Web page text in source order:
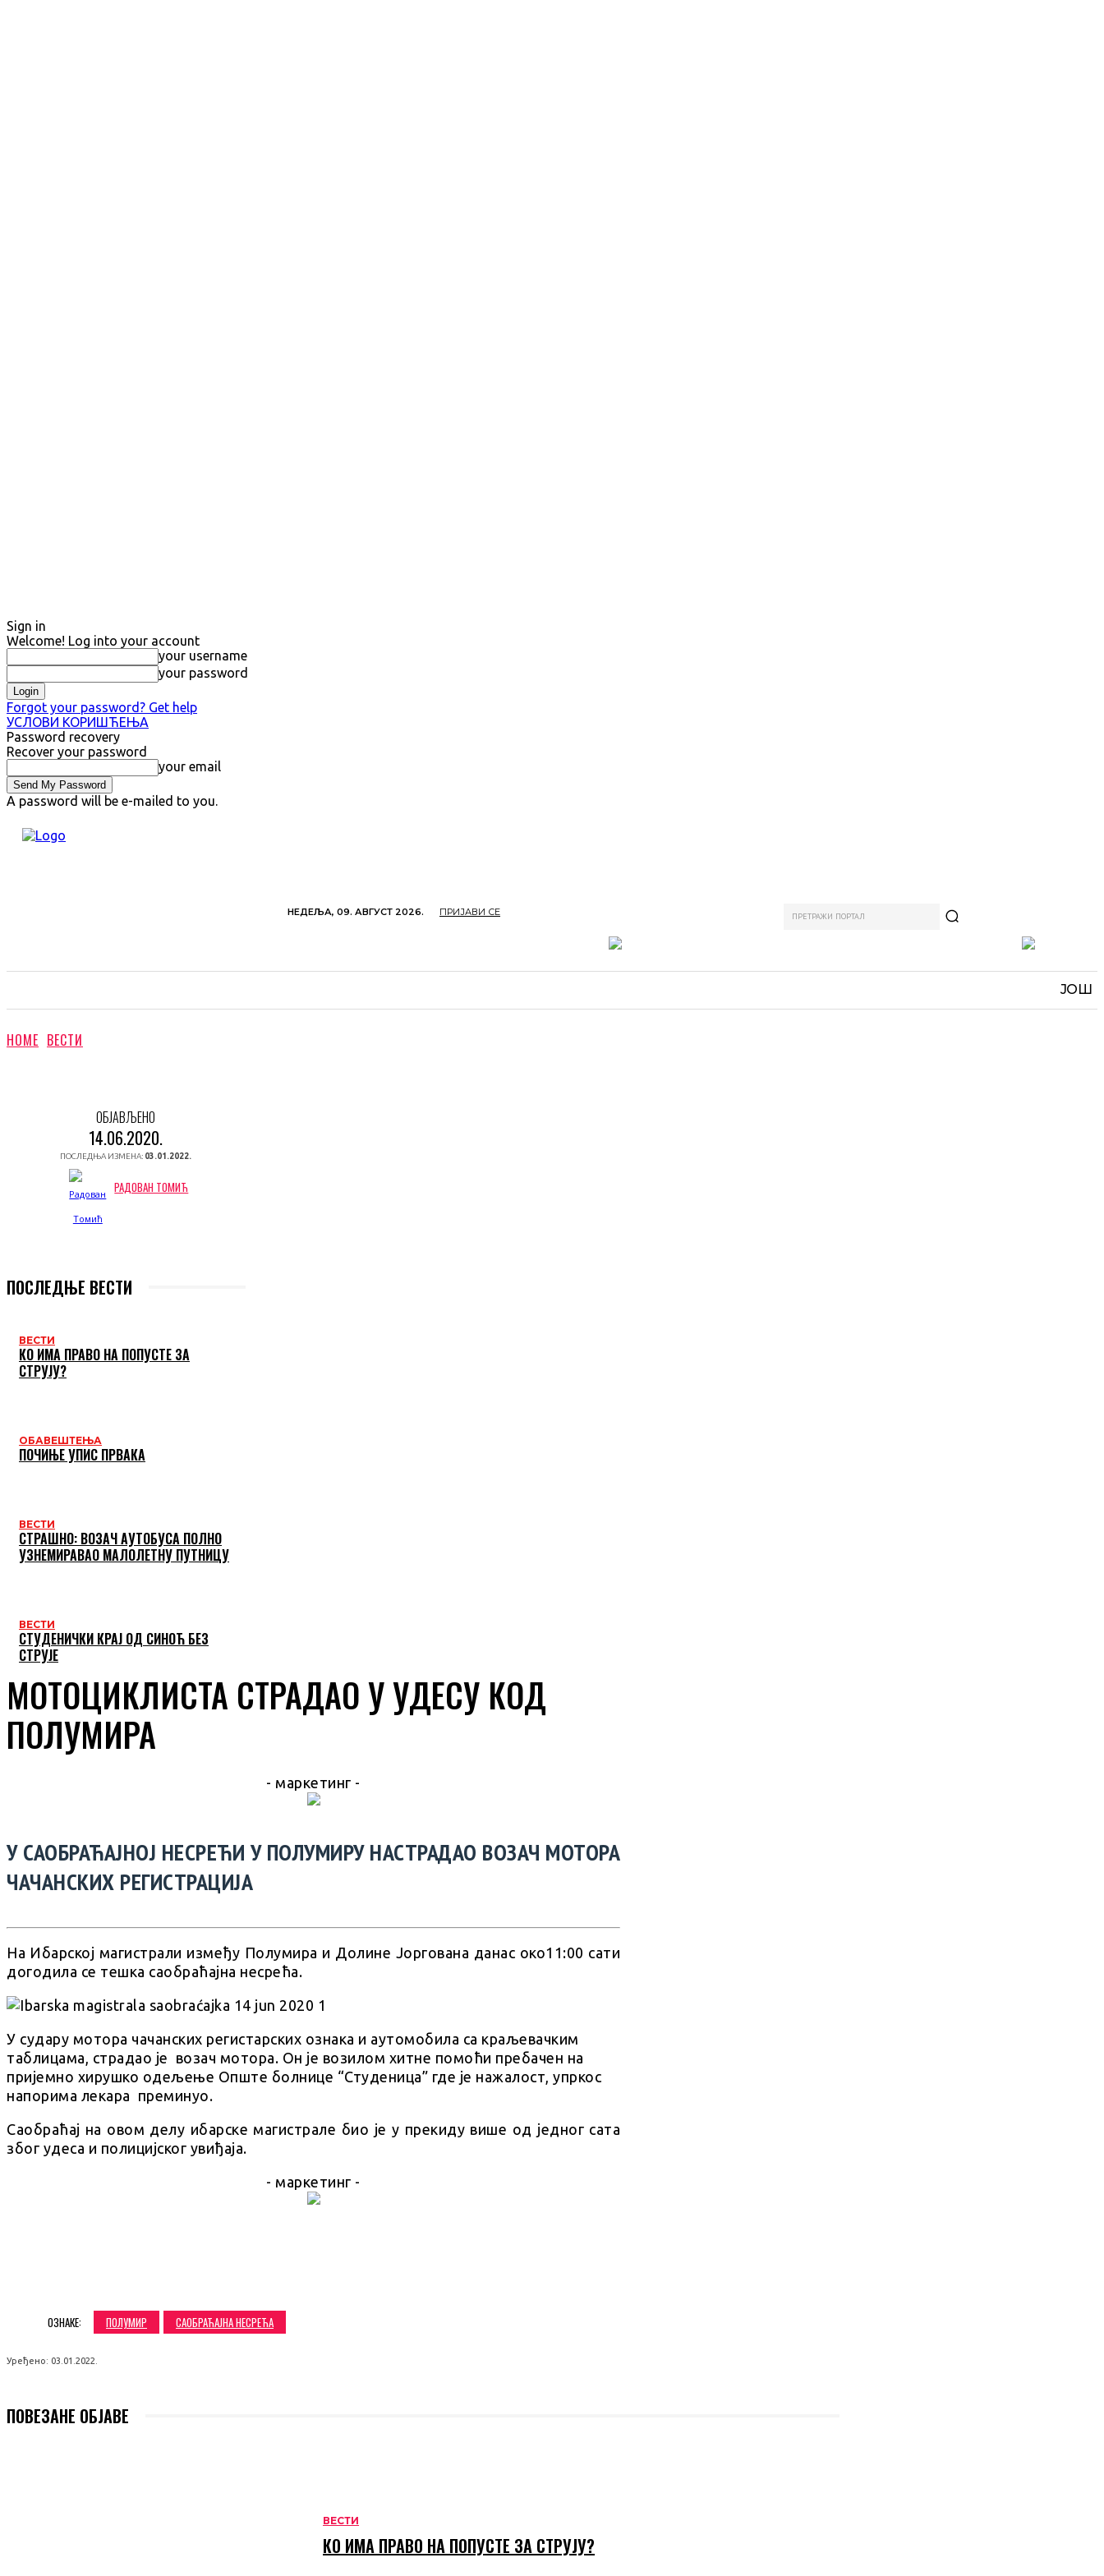
Sign in
Welcome! Log into your account
your username
your password
Forgot your password? Get help
УСЛОВИ КОРИШЋЕЊА
Password recovery
Recover your password
your email
A password will be e-mailed to you.
НЕДЕЉА, 09. АВГУСТ 2026. ПРИЈАВИ СЕ ПРЕТРАЖИ ПОРТАЛ
ЈОШ
HOME ВЕСТИ
ОБЈАВЉЕНО
14.06.2020.
ПОСЛЕДЊА ИЗМЕНА: 03.01.2022.
РАДОВАН ТОМИЋ
ПОСЛЕДЊЕ ВЕСТИ
ВЕСТИ
КО ИМА ПРАВО НА ПОПУСТЕ ЗА
СТРУЈУ?
ОБАВЕШТЕЊА
ПОЧИЊЕ УПИС ПРВАКА
ВЕСТИ
СТРАШНО: ВОЗАЧ АУТОБУСА ПОЛНО
УЗНЕМИРАВАО МАЛОЛЕТНУ ПУТНИЦУ
ВЕСТИ
СТУДЕНИЧКИ КРАЈ ОД СИНОЋ БЕЗ
СТРУЈЕ
МОТОЦИКЛИСТА СТРАДАО У УДЕСУ КОД
ПОЛУМИРА
- маркетинг -
У САОБРАЋАЈНОЈ НЕСРЕЋИ У ПОЛУМИРУ НАСТРАДАО ВОЗАЧ МОТОРА
ЧАЧАНСКИХ РЕГИСТРАЦИЈА
На Ибарској магистрали између Полумира и Долине Јоргована данас око11:00 сати
догодила се тешка саобраћајна несрећа.
У судару мотора чачанских регистарских ознака и аутомобила са краљевачким
таблицама, страдао је возач мотора. Он је возилом хитне помоћи пребачен на
пријемно хирушко одељење Опште болнице “Студеница” где је нажалост, упркос
напорима лекара преминуо.
Саобраћај на овом делу ибарске магистрале био је у прекиду више од једног сата
због удеса и полицијског увиђаја.
- маркетинг -
ОЗНАКЕ: ПОЛУМИР САОБРАЋАЈНА НЕСРЕЋА
Уређено: 03.01.2022.
ПОВЕЗАНЕ ОБЈАВЕ
ВЕСТИ
КО ИМА ПРАВО НА ПОПУСТЕ ЗА СТРУЈУ?